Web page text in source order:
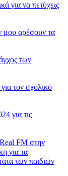
για να πετύχεις
αρέσουν τα
των
τον σχολικό
για τις
FM στην
για τα
των παιδιών